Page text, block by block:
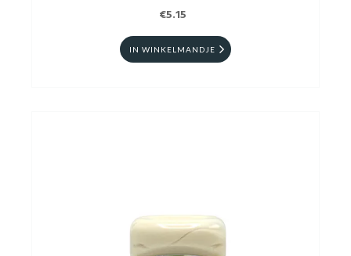
€5.15
IN WINKELMANDJE